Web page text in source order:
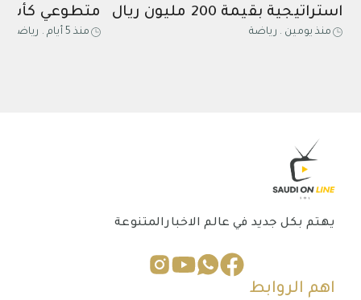
استراتيجية بقيمة 200 مليون ريال
حتى عام 2031
منذ يومين . رياضة
متطوعي كأس
2027 في الخبر
منذ 5 أيام . رياضة
يهتم بكل جديد في عالم الاخبارالمتنوعة
اهم الروابط